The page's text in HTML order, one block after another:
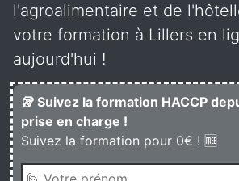
l'agroalimentaire et de
votre formation à Lillers en
aujourd'hui !
🥡 Suivez la formation HACCP
prise en charge !
Suivez la formation pour 0€ ! 🆓